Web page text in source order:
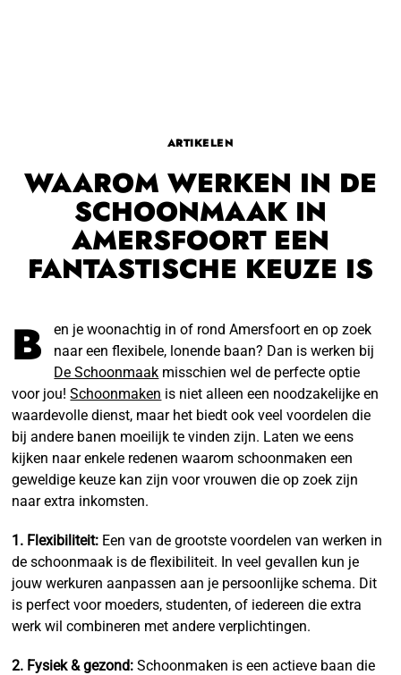
ARTIKELEN
WAAROM WERKEN IN DE
SCHOONMAAK IN
AMERSFOORT EEN
FANTASTISCHE KEUZE IS
B
en je woonachtig in of rond Amersfoort en op zoek
naar een flexibele, lonende baan? Dan is werken bij
De Schoonmaak misschien wel de perfecte optie
voor jou!Schoonmaken is niet alleen een noodzakelijke en
waardevolle dienst, maar het biedt ook veel voordelen die
bij andere banen moeilijk te vinden zijn. Laten we eens
kijken naar enkele redenen waarom schoonmaken een
geweldige keuze kan zijn voor vrouwen die op zoek zijn
naar extra inkomsten.
1. Flexibiliteit: Een van de grootste voordelen van werken in
de schoonmaak is de flexibiliteit. In veel gevallen kun je
jouw werkuren aanpassen aan je persoonlijke schema. Dit
is perfect voor moeders, studenten, of iedereen die extra
werk wil combineren met andere verplichtingen.
2. Fysiek & gezond: Schoonmaken is een actieve baan die